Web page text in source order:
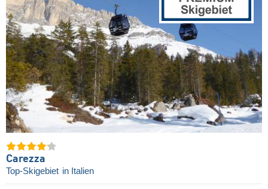
Carezza
Top-Skigebiet in Italien